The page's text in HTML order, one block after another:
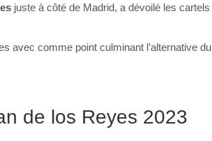
juste à côté de Madrid, a dévoilé les cartels
avec comme point culminant l’alternative du
de los Reyes 2023